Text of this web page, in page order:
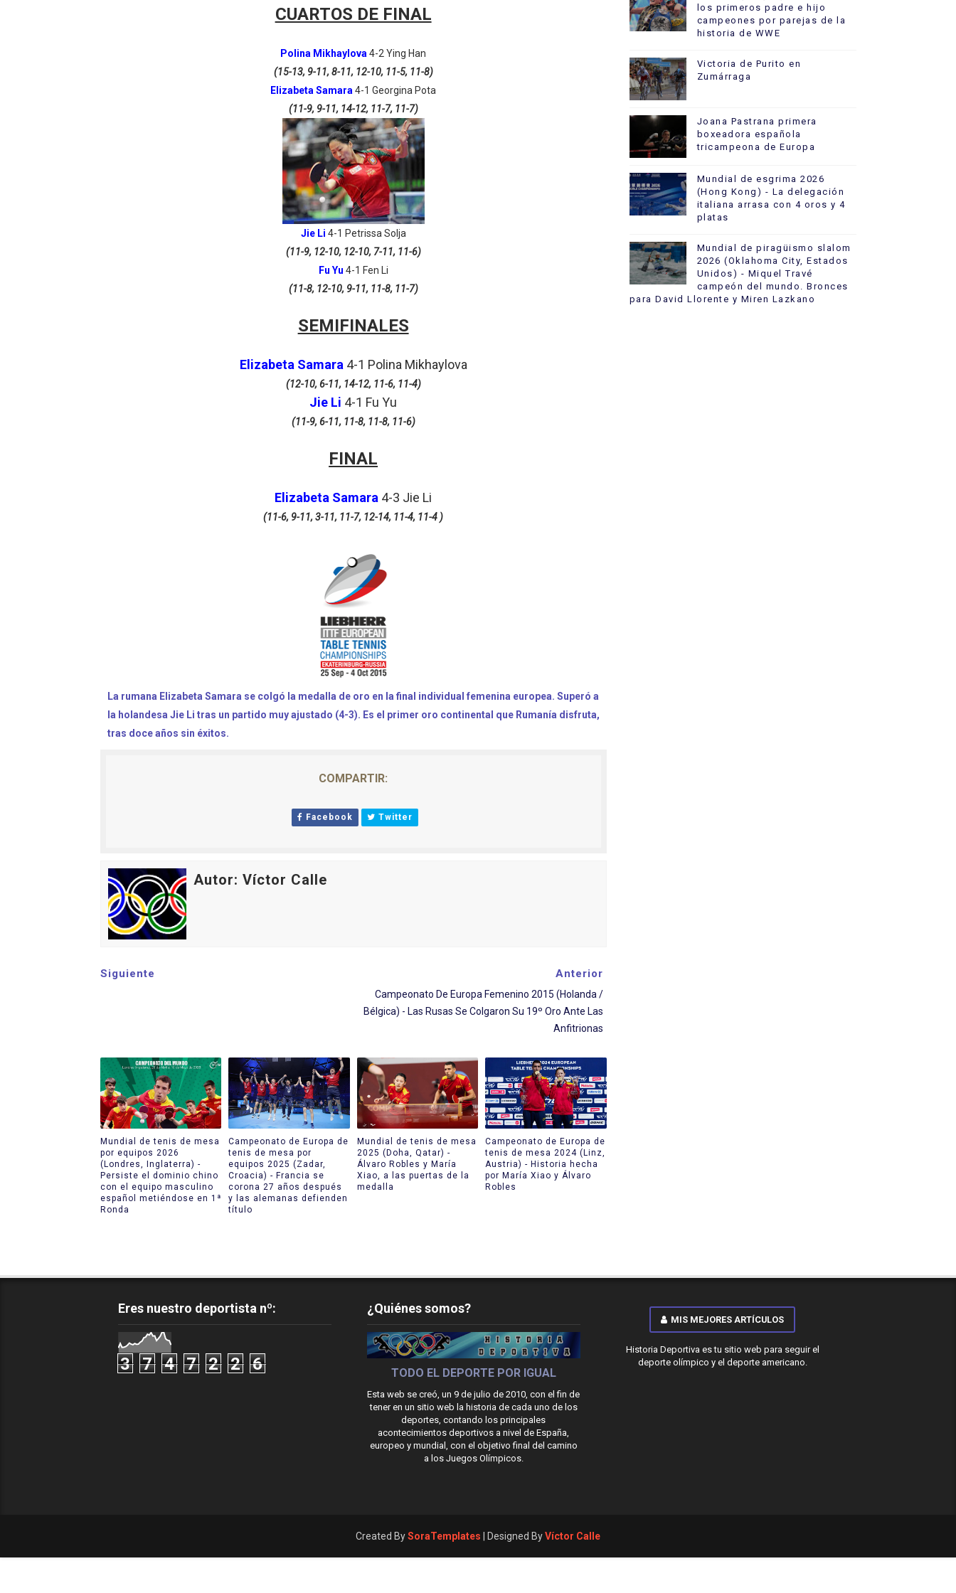
CUARTOS DE FINAL
Polina Mikhaylova 4-2 Ying Han
(15-13, 9-11, 8-11, 12-10, 11-5, 11-8)
Elizabeta Samara 4-1 Georgina Pota
(11-9, 9-11, 14-12, 11-7, 11-7)
Jie Li 4-1 Petrissa Solja
(11-9, 12-10, 12-10, 7-11, 11-6)
Fu Yu 4-1 Fen Li
(11-8, 12-10, 9-11, 11-8, 11-7)
SEMIFINALES
Elizabeta Samara 4-1 Polina Mikhaylova
(12-10, 6-11, 14-12, 11-6, 11-4)
Jie Li 4-1 Fu Yu
(11-9, 6-11, 11-8, 11-8, 11-6)
FINAL
Elizabeta Samara 4-3 Jie Li
(11-6, 9-11, 3-11, 11-7, 12-14, 11-4, 11-4 )
La rumana Elizabeta Samara se colgó la medalla de oro en la final individual femenina europea. Superó a
la holandesa Jie Li tras un partido muy ajustado (4-3). Es el primer oro continental que Rumanía disfruta,
tras doce años sin éxitos.
COMPARTIR:
Facebook Twitter
Autor: Víctor Calle
Siguiente Anterior
Campeonato De Europa Femenino 2015 (Holanda /
Bélgica) - Las Rusas Se Colgaron Su 19º Oro Ante Las
Anfitrionas
Mundial de tenis de mesa
por equipos 2026
(Londres, Inglaterra) -
Persiste el dominio chino
con el equipo masculino
español metiéndose en 1ª
Ronda
Campeonato de Europa de
tenis de mesa por
equipos 2025 (Zadar,
Croacia) - Francia se
corona 27 años después
y las alemanas defienden
título
Mundial de tenis de mesa
2025 (Doha, Qatar) -
Álvaro Robles y María
Xiao, a las puertas de la
medalla
Campeonato de Europa de
tenis de mesa 2024 (Linz,
Austria) - Historia hecha
por María Xiao y Álvaro
Robles
los primeros padre e hijo
campeones por parejas de la
historia de WWE
Victoria de Purito en
Zumárraga
Joana Pastrana primera
boxeadora española
tricampeona de Europa
Mundial de esgrima 2026
(Hong Kong) - La delegación
italiana arrasa con 4 oros y 4
platas
Mundial de piragüismo slalom
2026 (Oklahoma City, Estados
Unidos) - Miquel Travé
campeón del mundo. Bronces
para David Llorente y Miren Lazkano
Eres nuestro deportista nº:
3 7 4 7 2 2 6
¿Quiénes somos?
TODO EL DEPORTE POR IGUAL
Esta web se creó, un 9 de julio de 2010, con el fin de
tener en un sitio web la historia de cada uno de los
deportes, contando los principales
acontecimientos deportivos a nivel de España,
europeo y mundial, con el objetivo final del camino
a los Juegos Olímpicos.
MIS MEJORES ARTÍCULOS
Historia Deportiva es tu sitio web para seguir el
deporte olímpico y el deporte americano.
Created BySoraTemplates | Designed ByVíctor Calle